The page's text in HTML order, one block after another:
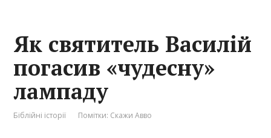
Як святитель Василій
погасив «чудесну»
лампаду
Біблійні історії Помітки: Скажи Авво